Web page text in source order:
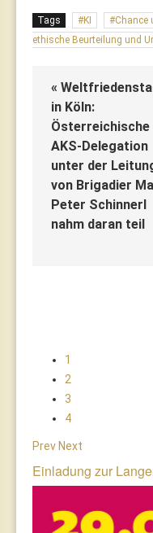
Tags KI Chance
ethische Beurteilung und
«
in Köln:
Österreichische
AKS-Delegation
unter der
von Brigadier
Peter Schinnerl
nahm daran teil
1
2
3
4
Prev Next
Einladung zur